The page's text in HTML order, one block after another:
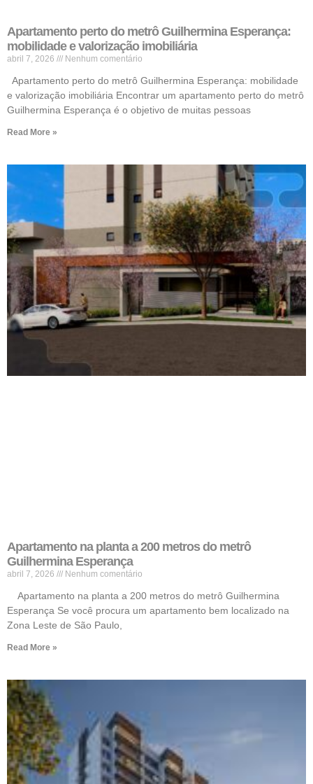
Apartamento perto do metrô Guilhermina Esperança:
mobilidade e valorização imobiliária
abril 7, 2026 Nenhum comentário
Apartamento perto do metrô Guilhermina Esperança: mobilidade
e valorização imobiliária Encontrar um apartamento perto do metrô
Guilhermina Esperança é o objetivo de muitas pessoas
Read More »
Apartamento na planta a 200 metros do metrô
Guilhermina Esperança
abril 7, 2026 Nenhum comentário
Apartamento na planta a 200 metros do metrô Guilhermina
Esperança Se você procura um apartamento bem localizado na
Zona Leste de São Paulo,
Read More »